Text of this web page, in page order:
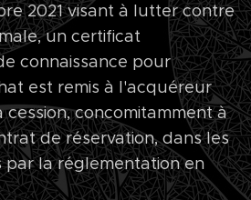
2021 visant à lutter contre
un certificat
connaissance pour
est remis à l'acquéreur
concomitamment à
de réservation, dans les
par la réglementation en